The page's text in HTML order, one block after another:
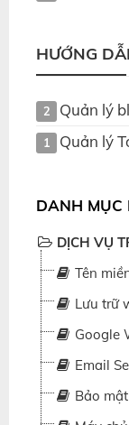
HƯỚNG
2 Quản lý
1 Quản lý
DANH MỤC
DỊCH VỤ
Tên
Lưu trữ
Google
Email
Bảo